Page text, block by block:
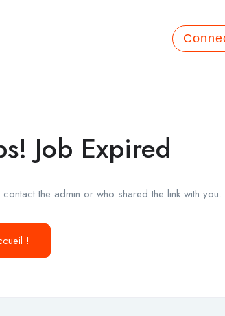
Job Expired
the admin or who shared the link with you.
!